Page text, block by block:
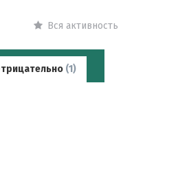
Вся активность
(1)